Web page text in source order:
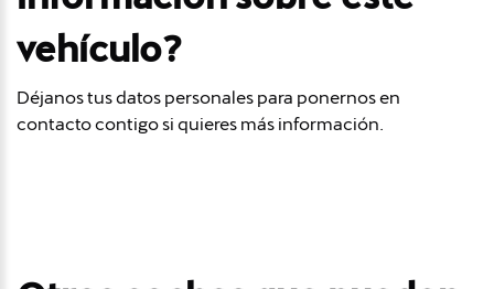
vehículo?
Déjanos tus datos personales para ponernos en
contacto contigo si quieres más información.